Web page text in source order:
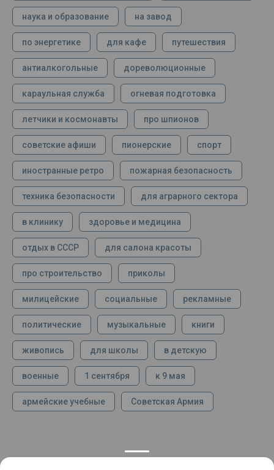
наука и образование на завод
по энергетике для кафе путешествия
антиалкогольные дореволюционные
караульная служба огневая подготовка
летчики и космонавты про шпионов
советские афиши пионерские спорт
иностранные ретро пожарная безопасность
техника безопасности для аграрного сектора
в клинику здоровье и медицина
отдых в СССР для салона красоты
про строительство приколы
милицейские социальные рекламные
политические музыкальные книги
живопись для школы в детскую
военные 1 сентября к 9 мая
армейские учебные Советская Армия